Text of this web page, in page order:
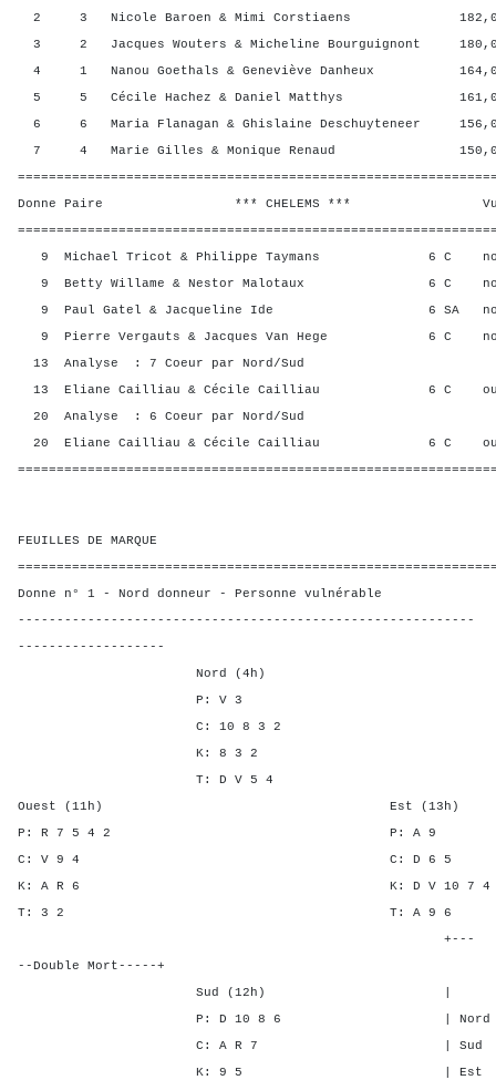
2 3 Nicole Baroen & Mimi Corstiaens 182,00
3 2 Jacques Wouters & Micheline Bourguignont
4 1 Nanou Goethals & Geneviève Danheux
5 5 Cécile Hachez & Daniel Matthys 161,00
6 6 Maria Flanagan & Ghislaine Deschuyteneer
7 4 Marie Gilles & Monique Renaud 150,00
Donne Paire *** CHELEMS *** Vul?
9 Michael Tricot & Philippe Taymans 6 C
9 Betty Willame & Nestor Malotaux 6 C
9 Paul Gatel & Jacqueline Ide 6 SA
9 Pierre Vergauts & Jacques Van Hege 6 C
13 Analyse : 7 Coeur par Nord/Sud
13 Eliane Cailliau & Cécile Cailliau 6 C
20 Analyse : 6 Coeur par Nord/Sud
20 Eliane Cailliau & Cécile Cailliau 6 C
FEUILLES DE MARQUE
Donne n° 1 - Nord donneur - Personne vulnérable
-----------------------------------------------------------
-------------------
Nord (4h)
P: V 3
C: 10 8 3 2
K: 8 3 2
T: D V 5 4
Ouest (11h) Est (13h)
P: R 7 5 4 2 P:
C: V 9 4 C: D
K: A R 6 K: D V 10
T: 3 2 T: A
+---
--Double Mort-----+
Sud (12h) | SA P
P: D 10 8 6 | Nord - -
C: A R 7 | Sud - -
K: 9 5 | Est 2 2